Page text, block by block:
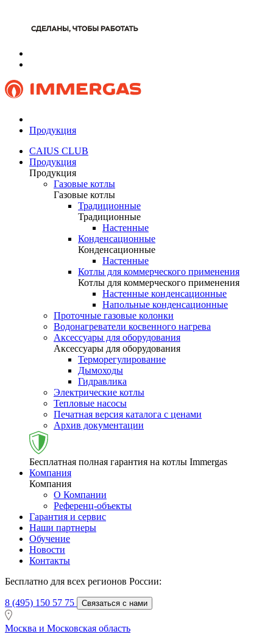
Продукция
CAIUS CLUB
Продукция
Продукция
Газовые котлы
Газовые котлы
Традиционные
Традиционные
Настенные
Конденсационные
Конденсационные
Настенные
Котлы для коммерческого применения
Котлы для коммерческого применения
Настенные конденсационные
Напольные конденсационные
Проточные газовые колонки
Водонагреватели косвенного нагрева
Аксессуары для оборудования
Аксессуары для оборудования
Терморегулирование
Дымоходы
Гидравлика
Электрические котлы
Тепловые насосы
Печатная версия каталога с ценами
Архив документации
Бесплатная полная гарантия на котлы Immergas
Компания
Компания
О Компании
Референц-объекты
Гарантия и сервис
Наши партнеры
Обучение
Новости
Контакты
Бесплатно для всех регионов России:
8 (495) 150 57 75 Связаться с нами
Москва и Московская область